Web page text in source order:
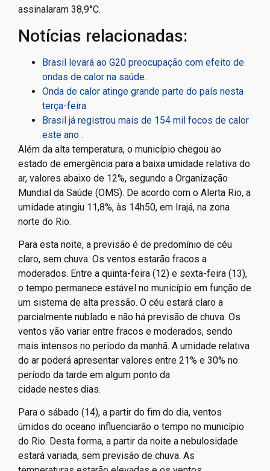
assinalaram 38,9°C.
Notícias relacionadas:
Brasil levará ao G20 preocupação com efeito de
ondas de calor na saúde.
Onda de calor atinge grande parte do país nesta
terça-feira.
Brasil já registrou mais de 154 mil focos de calor
este ano .
Além da alta temperatura, o município chegou ao
estado de emergência para a baixa umidade relativa do
ar, valores abaixo de 12%, segundo a Organização
Mundial da Saúde (OMS). De acordo com o Alerta Rio, a
umidade atingiu 11,8%, às 14h50, em Irajá, na zona
norte do Rio.
Para esta noite, a previsão é de predomínio de céu
claro, sem chuva. Os ventos estarão fracos a
moderados. Entre a quinta-feira (12) e sexta-feira (13),
o tempo permanece estável no município em função de
um sistema de alta pressão. O céu estará claro a
parcialmente nublado e não há previsão de chuva. Os
ventos vão variar entre fracos e moderados, sendo
mais intensos no período da manhã. A umidade relativa
do ar poderá apresentar valores entre 21% e 30% no
período da tarde em algum ponto da
cidade nestes dias.
Para o sábado (14), a partir do fim do dia, ventos
úmidos do oceano influenciarão o tempo no município
do Rio. Desta forma, a partir da noite a nebulosidade
estará variada, sem previsão de chuva. As